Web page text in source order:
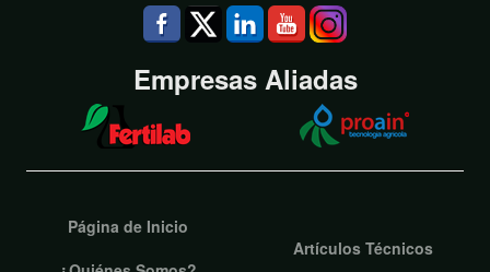
Empresas Aliadas
Página de Inicio
Artículos Técnicos